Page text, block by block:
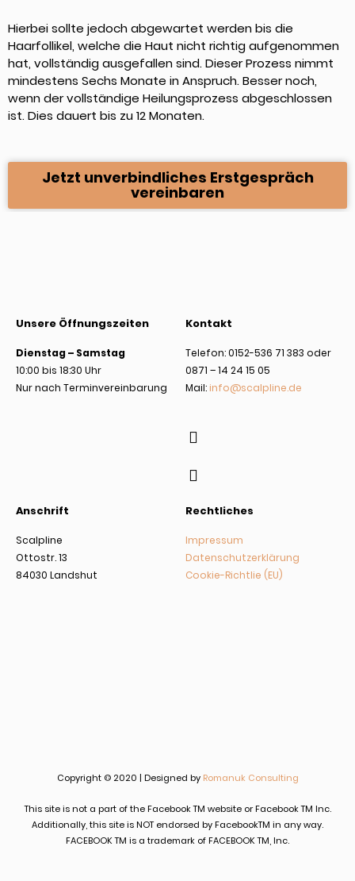
Hierbei sollte jedoch abgewartet werden bis die
Haarfollikel, welche die Haut nicht richtig aufgenommen
hat, vollständig ausgefallen sind. Dieser Prozess nimmt
mindestens Sechs Monate in Anspruch. Besser noch,
wenn der vollständige Heilungsprozess abgeschlossen
ist. Dies dauert bis zu 12 Monaten.
Jetzt unverbindliches Erstgespräch
vereinbaren
Unsere Öffnungszeiten
Dienstag – Samstag
10:00 bis 18:30 Uhr
Nur nach Terminvereinbarung
Kontakt
Telefon: 0152-536 71 383 oder
0871 – 14 24 15 05
Mail: info@scalpline.de
Anschrift
Scalpline
Ottostr. 13
84030 Landshut
Rechtliches
Impressum
Datenschutzerklärung
Cookie-Richtlie (EU)
Copyright © 2020 | Designed by Romanuk Consulting
This site is not a part of the Facebook TM website or Facebook TM Inc.
Additionally, this site is NOT endorsed by FacebookTM in any way.
FACEBOOK TM is a trademark of FACEBOOK TM, Inc.